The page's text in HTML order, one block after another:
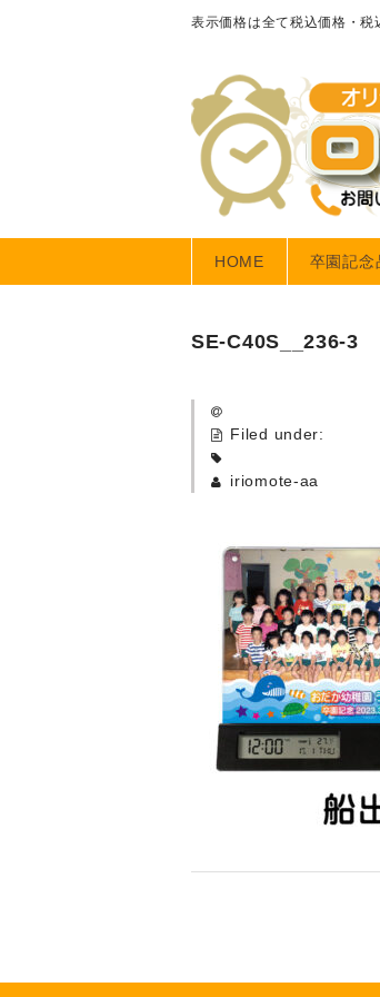
表示価格は全て税込価格・
HOME 卒園記念
SE-C40S__236-3
Filed under:
iriomote-aa